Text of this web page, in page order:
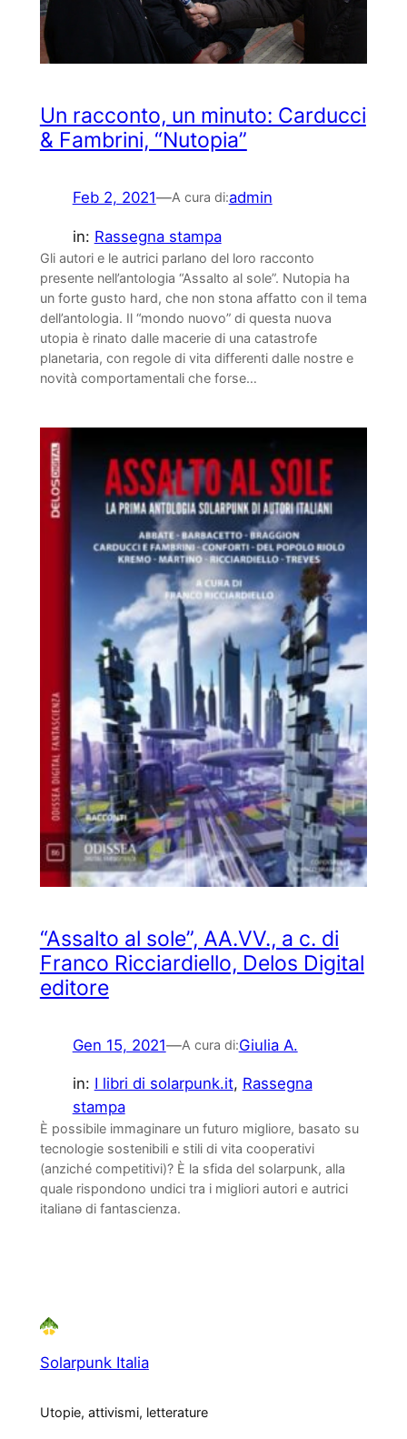
Un racconto, un minuto: Carducci
& Fambrini, “Nutopia”
Feb 2, 2021—A cura di:admin
in: Rassegna stampa
Gli autori e le autrici parlano del loro racconto
presente nell’antologia “Assalto al sole”. Nutopia ha
un forte gusto hard, che non stona affatto con il tema
dell’antologia. Il “mondo nuovo” di questa nuova
utopia è rinato dalle macerie di una catastrofe
planetaria, con regole di vita differenti dalle nostre e
novità comportamentali che forse…
“Assalto al sole”, AA.VV., a c. di
Franco Ricciardiello, Delos Digital
editore
Gen 15, 2021—A cura di:Giulia A.
in: I libri di solarpunk.it, Rassegna
stampa
È possibile immaginare un futuro migliore, basato su
tecnologie sostenibili e stili di vita cooperativi
(anziché competitivi)? È la sfida del solarpunk, alla
quale rispondono undici tra i migliori autori e autrici
italianə di fantascienza.
Solarpunk Italia
Utopie, attivismi, letterature